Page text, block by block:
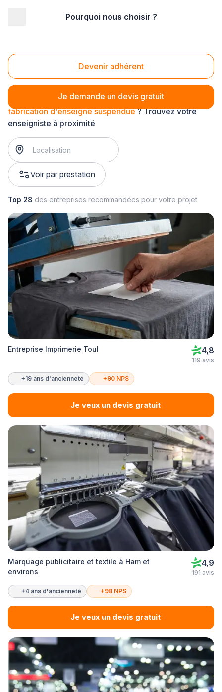
Pourquoi nous choisir ?
Devenir adhérent
Je demande un devis gratuit
Fabrication d'enseigne suspendue
fabrication d'enseigne suspendue? Trouvez votre
enseigniste à proximité
Voir par prestation
Top 28 des entreprises recommandées pour votre projet
Entreprise Imprimerie Toul 4,8
119 avis
+19 ans d'ancienneté +90 NPS
Je veux un devis gratuit
Marquage publicitaire et textile à Ham et
environs
4,9
191 avis
+4 ans d'ancienneté +98 NPS
Je veux un devis gratuit